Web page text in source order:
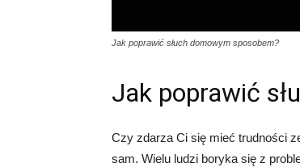
Jak poprawić słuch domowym sposobem?
Jak poprawić
Czy zdarza Ci się mieć trudności
sam. Wielu ludzi boryka się z